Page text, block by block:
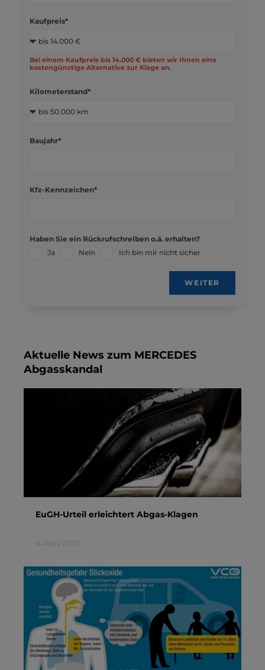
Kaufpreis*
Bei einem Kaufpreis bis 14.000 € bieten wir Ihnen eine
kostengünstige Alternative zur Klage an.
Kilometerstand*
Baujahr*
Kfz-Kennzeichen*
Haben Sie ein Rückrufschreiben o.ä. erhalten?
Ja
Nein Ich bin mir nicht sicher
WEITER
Aktuelle News zum MERCEDES
Abgasskandal
EuGH-Urteil erleichtert Abgas-Klagen